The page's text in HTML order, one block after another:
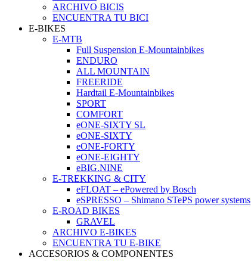
ARCHIVO BICIS
ENCUENTRA TU BICI
E-BIKES
E-MTB
Full Suspension E-Mountainbikes
ENDURO
ALL MOUNTAIN
FREERIDE
Hardtail E-Mountainbikes
SPORT
COMFORT
eONE-SIXTY SL
eONE-SIXTY
eONE-FORTY
eONE-EIGHTY
eBIG.NINE
E-TREKKING & CITY
eFLOAT – ePowered by Bosch
eSPRESSO – Shimano STePS power systems
E-ROAD BIKES
GRAVEL
ARCHIVO E-BIKES
ENCUENTRA TU E-BIKE
ACCESORIOS & COMPONENTES